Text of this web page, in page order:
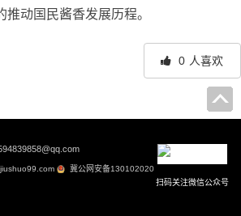
动国民酱香发展历程。
0 人喜欢
冀公网安备130102020
扫码关注微信公众号